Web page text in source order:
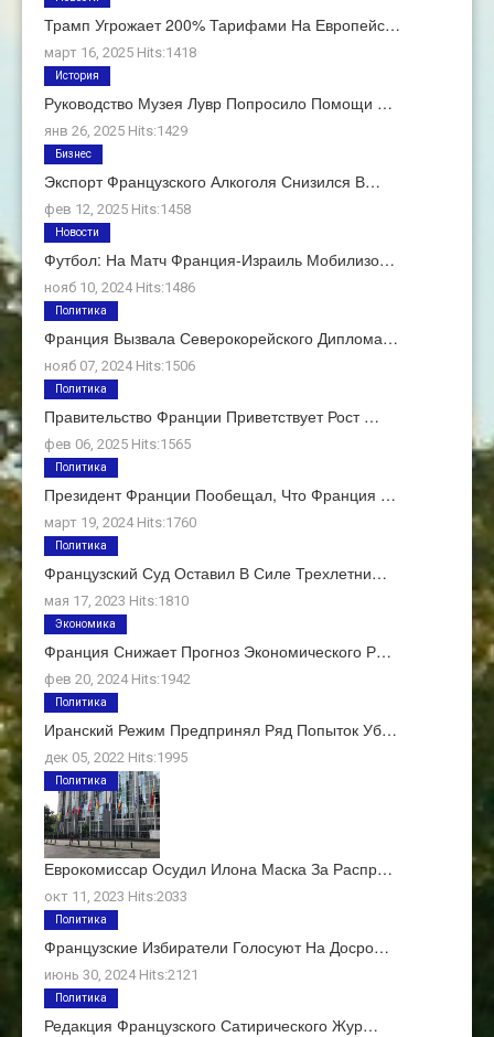
Трамп Угрожает 200% Тарифами На Европейс…
март 16, 2025 Hits:1418
Руководство Музея Лувр Попросило Помощи …
янв 26, 2025 Hits:1429
История
Экспорт Французского Алкоголя Снизился В…
фев 12, 2025 Hits:1458
Бизнес
Футбол: На Матч Франция-Израиль Мобилизо…
нояб 10, 2024 Hits:1486
Новости
Франция Вызвала Северокорейского Диплома…
нояб 07, 2024 Hits:1506
Политика
Правительство Франции Приветствует Рост …
фев 06, 2025 Hits:1565
Политика
Президент Франции Пообещал, Что Франция …
март 19, 2024 Hits:1760
Политика
Французский Суд Оставил В Силе Трехлетни…
мая 17, 2023 Hits:1810
Политика
Франция Снижает Прогноз Экономического Р…
фев 20, 2024 Hits:1942
Экономика
Иранский Режим Предпринял Ряд Попыток Уб…
дек 05, 2022 Hits:1995
Политика
Еврокомиссар Осудил Илона Маска За Распр…
окт 11, 2023 Hits:2033
Политика
Французские Избиратели Голосуют На Досро…
июнь 30, 2024 Hits:2121
Политика
Редакция Французского Сатирического Жур…
Политика